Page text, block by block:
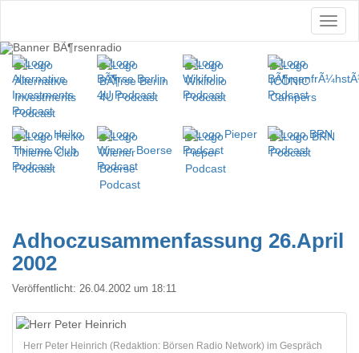
Adhoczusammenfassung 26.April
2002
Veröffentlicht: 26.04.2002 um 18:11
Herr Peter Heinrich (Redaktion: Börsen Radio Network) im Gespräch